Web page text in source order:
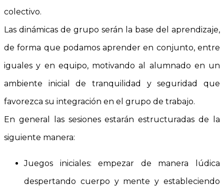
colectivo.
Las dinámicas de grupo serán la base del aprendizaje,
de forma que podamos aprender en conjunto, entre
iguales y en equipo, motivando al alumnado en un
ambiente inicial de tranquilidad y seguridad que
favorezca su integración en el grupo de trabajo.
En general las sesiones estarán estructuradas de la
siguiente manera:
Juegos iniciales: empezar de manera lúdica
despertando cuerpo y mente y estableciendo